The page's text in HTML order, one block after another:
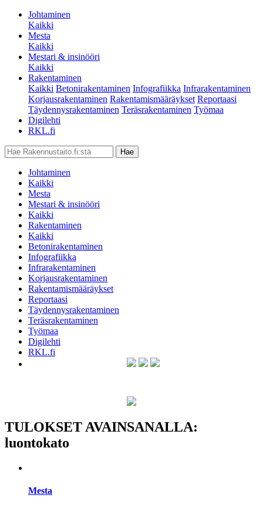
Johtaminen
Kaikki
Mesta
Kaikki
Mestari & insinööri
Kaikki
Rakentaminen
Kaikki Betonirakentaminen Infografiikka Infrarakentaminen
Korjausrakentaminen Rakentamismääräykset Reportaasi
Täydennysrakentaminen Teräsrakentaminen Työmaa
Digilehti
RKL.fi
Johtaminen
Kaikki
Mesta
Mestari & insinööri
Kaikki
Rakentaminen
Kaikki
Betonirakentaminen
Infografiikka
Infrarakentaminen
Korjausrakentaminen
Rakentamismääräykset
Reportaasi
Täydennysrakentaminen
Teräsrakentaminen
Työmaa
Digilehti
RKL.fi
TULOKSET AVAINSANALLA:
luontokato
Mesta